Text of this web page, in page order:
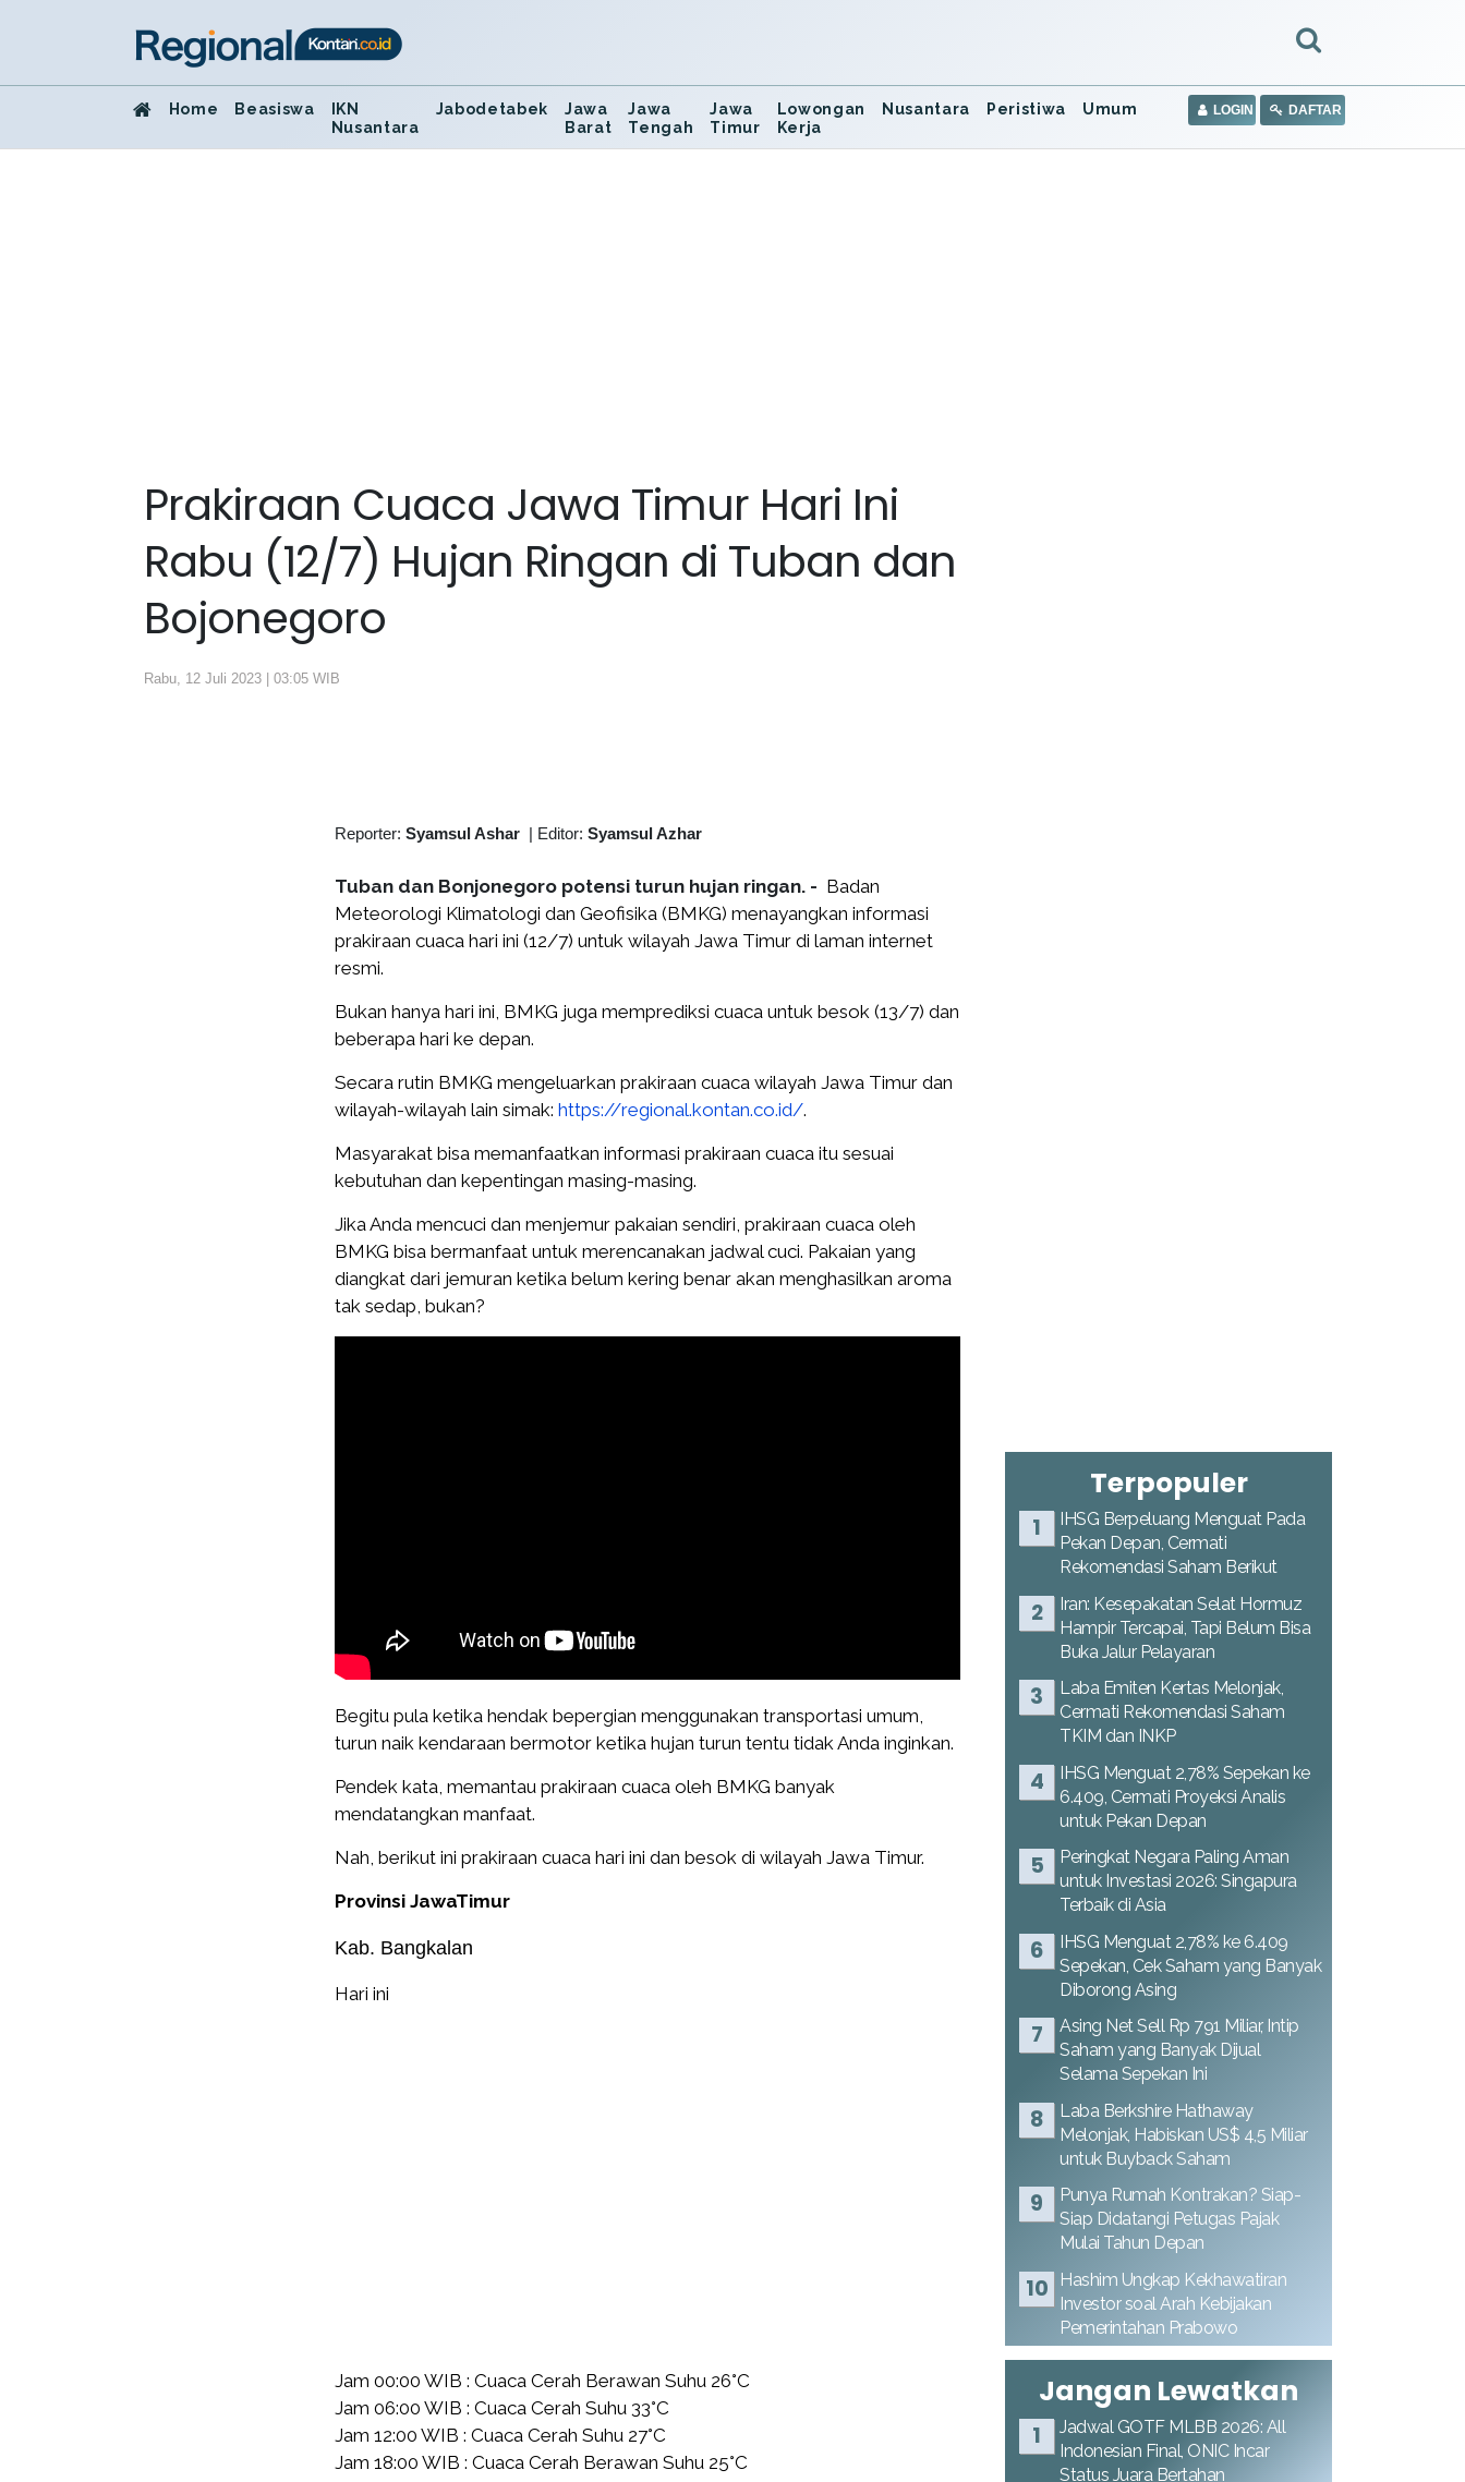
Home Beasiswa
IKN
Nusantara
Jabodetabek
Jawa
Barat
Jawa
Tengah
Jawa
Timur
Lowongan
Kerja
Nusantara Peristiwa Umum LOGIN DAFTAR
Prakiraan Cuaca Jawa Timur Hari Ini
Rabu (12/7) Hujan Ringan di Tuban dan
Bojonegoro
Rabu, 12 Juli 2023 | 03:05 WIB
Reporter: Syamsul Ashar | Editor: Syamsul Azhar
Tuban dan Bonjonegoro potensi turun hujan ringan. - Badan
Meteorologi Klimatologi dan Geofisika (BMKG) menayangkan informasi
prakiraan cuaca hari ini (12/7) untuk wilayah Jawa Timur di laman internet
resmi.
Bukan hanya hari ini, BMKG juga memprediksi cuaca untuk besok (13/7) dan
beberapa hari ke depan.
Secara rutin BMKG mengeluarkan prakiraan cuaca wilayah Jawa Timur dan
wilayah-wilayah lain simak: https://regional.kontan.co.id/.
Masyarakat bisa memanfaatkan informasi prakiraan cuaca itu sesuai
kebutuhan dan kepentingan masing-masing.
Jika Anda mencuci dan menjemur pakaian sendiri, prakiraan cuaca oleh
BMKG bisa bermanfaat untuk merencanakan jadwal cuci. Pakaian yang
diangkat dari jemuran ketika belum kering benar akan menghasilkan aroma
tak sedap, bukan?
Begitu pula ketika hendak bepergian menggunakan transportasi umum,
turun naik kendaraan bermotor ketika hujan turun tentu tidak Anda inginkan.
Pendek kata, memantau prakiraan cuaca oleh BMKG banyak
mendatangkan manfaat.
Nah, berikut ini prakiraan cuaca hari ini dan besok di wilayah Jawa Timur.
Provinsi JawaTimur
Kab. Bangkalan
Hari ini
Jam 00:00 WIB : Cuaca Cerah Berawan Suhu 26°C
Jam 06:00 WIB : Cuaca Cerah Suhu 33°C
Jam 12:00 WIB : Cuaca Cerah Suhu 27°C
Jam 18:00 WIB : Cuaca Cerah Berawan Suhu 25°C
Terpopuler
IHSG Berpeluang Menguat Pada
Pekan Depan, Cermati
Rekomendasi Saham Berikut
Iran: Kesepakatan Selat Hormuz
Hampir Tercapai, Tapi Belum Bisa
Buka Jalur Pelayaran
Laba Emiten Kertas Melonjak,
Cermati Rekomendasi Saham
TKIM dan INKP
IHSG Menguat 2,78% Sepekan ke
6.409, Cermati Proyeksi Analis
untuk Pekan Depan
Peringkat Negara Paling Aman
untuk Investasi 2026: Singapura
Terbaik di Asia
IHSG Menguat 2,78% ke 6.409
Sepekan, Cek Saham yang Banyak
Diborong Asing
Asing Net Sell Rp 791 Miliar, Intip
Saham yang Banyak Dijual
Selama Sepekan Ini
Laba Berkshire Hathaway
Melonjak, Habiskan US$ 4,5 Miliar
untuk Buyback Saham
Punya Rumah Kontrakan? Siap-
Siap Didatangi Petugas Pajak
Mulai Tahun Depan
Hashim Ungkap Kekhawatiran
Investor soal Arah Kebijakan
Pemerintahan Prabowo
Jangan Lewatkan
Jadwal GOTF MLBB 2026: All
Indonesian Final, ONIC Incar
Status Juara Bertahan